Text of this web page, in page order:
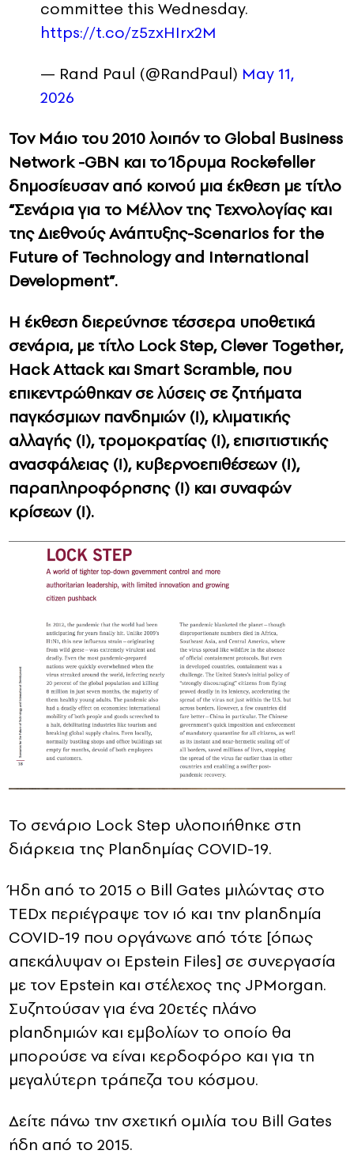
committee this Wednesday.
https://t.co/z5zxHIrx2M
— Rand Paul (@RandPaul) May 11,
2026
Τον Μάιο του 2010 λοιπόν το Global Business
Network -GBN και το Ίδρυμα Rockefeller
δημοσίευσαν από κοινού μια έκθεση με τίτλο
“Σενάρια για το Μέλλον της Τεχνολογίας και
της Διεθνούς Ανάπτυξης-Scenarios for the
Future of Technology and International
Development”.
Η έκθεση διερεύνησε τέσσερα υποθετικά
σενάρια, με τίτλο Lock Step, Clever Together,
Hack Attack και Smart Scramble, που
επικεντρώθηκαν σε λύσεις σε ζητήματα
παγκόσμιων πανδημιών (!), κλιματικής
αλλαγής (!), τρομοκρατίας (!), επισιτιστικής
ανασφάλειας (!), κυβερνοεπιθέσεων (!),
παραπληροφόρησης (!) και συναφών
κρίσεων (!).
Το σενάριο Lock Step υλοποιήθηκε στη
διάρκεια της Planδημίας COVID-19.
Ήδη από το 2015 ο Βill Gates μιλώντας στο
TEDx περιέγραψε τον ιό και την planδημία
COVID-19 που οργάνωνε από τότε [όπως
απεκάλυψαν οι Epstein Files] σε συνεργασία
με τον Epstein και στέλεχος της JPMorgan.
Συζητούσαν για ένα 20ετές πλάνο
planδημιών και εμβολίων το οποίο θα
μπορούσε να είναι κερδοφόρο και για τη
μεγαλύτερη τράπεζα του κόσμου.
Δείτε πάνω την σχετική ομιλία του Bill Gates
ήδη από το 2015.